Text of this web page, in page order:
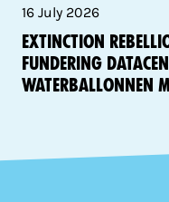
16 July 2026
Extinction
fundering
waterballonnen